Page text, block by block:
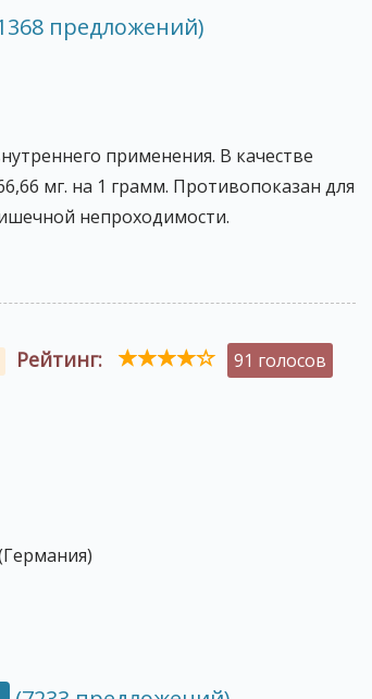
предложений)
применения. В качестве
мг. на 1 грамм. Противопоказан для
непроходимости.
Рейтинг: 91 голосов